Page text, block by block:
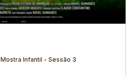
Mostra Infantil - Sessão 3